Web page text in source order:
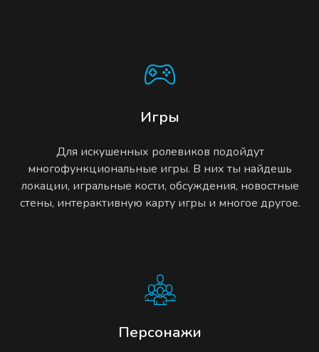
Игры
Для искушенных ролевиков подойдут
многофункциональные игры. В них ты найдешь
локации, игральные кости, обсуждения, новостные
стены, интерактивную карту игры и многое другое.
Персонажи